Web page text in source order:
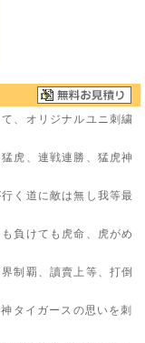
、オリジナルユニ刺繍
虎、連戦連勝、猛虎神
く道に敵は無し我等最
負けても虎命、虎がめ
制覇、讀賣上等、打倒
タイガースの思いを刺